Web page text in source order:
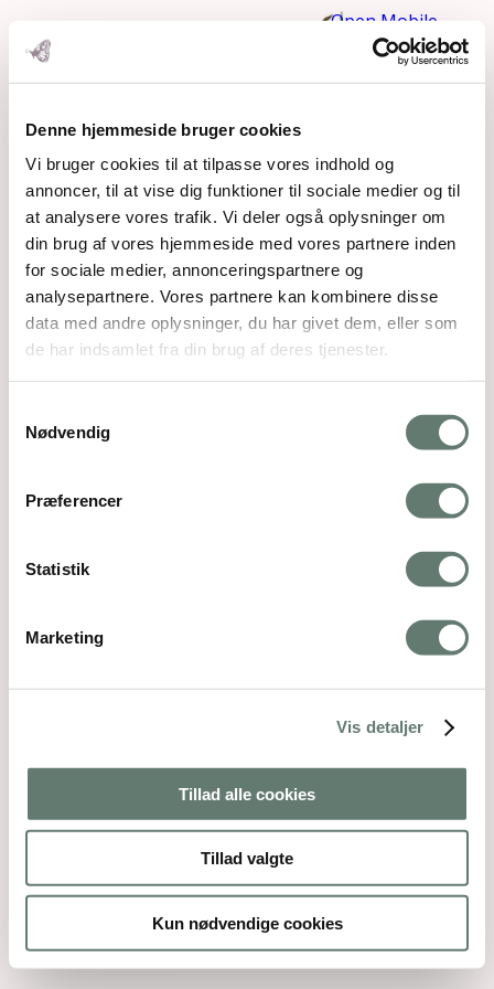
Denne hjemmeside bruger cookies
Vi bruger cookies til at tilpasse vores indhold og
annoncer, til at vise dig funktioner til sociale medier og til
at analysere vores trafik. Vi deler også oplysninger om
din brug af vores hjemmeside med vores partnere inden
for sociale medier, annonceringspartnere og
analysepartnere. Vores partnere kan kombinere disse
data med andre oplysninger, du har givet dem, eller som
de har indsamlet fra din brug af deres tjenester.
Nødvendig
Præferencer
Statistik
Marketing
Vis detaljer
Tillad alle cookies
Tillad valgte
Kun nødvendige cookies
Open Mobile
Menu
Downloads
full
(200x133)|
thumbnail
(150x133)
Mothering Guiding | CVR 28237618 |
Reserved. Webdesign by